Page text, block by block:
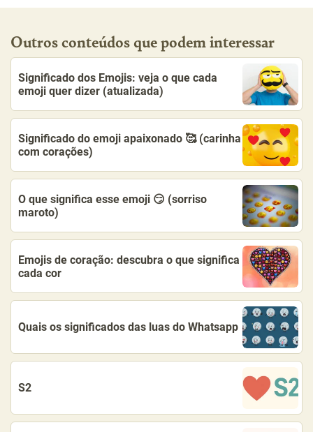
Outros conteúdos que podem interessar
Significado dos Emojis: veja o que cada
emoji quer dizer (atualizada)
Significado do emoji apaixonado 🥰 (carinha
com corações)
O que significa esse emoji 😏 (sorriso
maroto)
Emojis de coração: descubra o que significa
cada cor
Quais os significados das luas do Whatsapp
S2